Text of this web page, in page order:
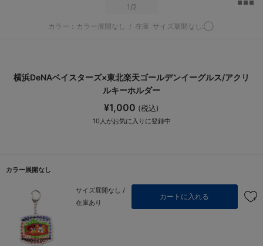
1 /2
カラー：カラー展開なし / 在庫 サイズ展開なし:◯
横浜DeNAベイスターズ×東北楽天ゴールデンイーグルス/アクリ
ルキーホルダー
¥1,000 (税込)
10 人がお気に入りに登録中
カラー展開なし
サイズ展開なし /
在庫あり
カートに入れる